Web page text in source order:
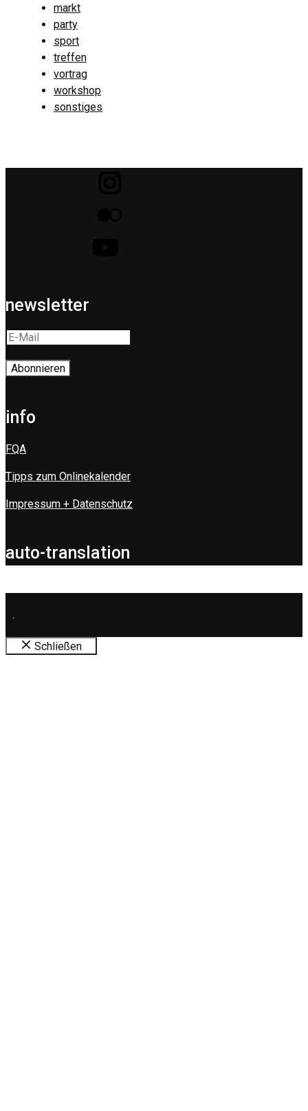
markt
party
sport
treffen
vortrag
workshop
sonstiges
newsletter
info
FQA
Tipps zum Onlinekalender
Impressum + Datenschutz
auto-translation
.
Schließen